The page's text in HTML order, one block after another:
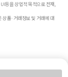
등을 상업적 목적으로 전재,
상품·거래정보 및 거래에 대